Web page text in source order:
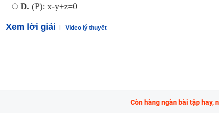
D. (P): x-y+z=0
Xem lời giải Video lý thuyết
Còn hàng ngàn bài tập hay,